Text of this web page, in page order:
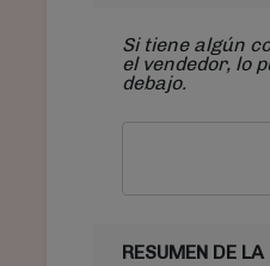
Si tiene algún
el vendedor, lo
debajo.
RESUMEN DE